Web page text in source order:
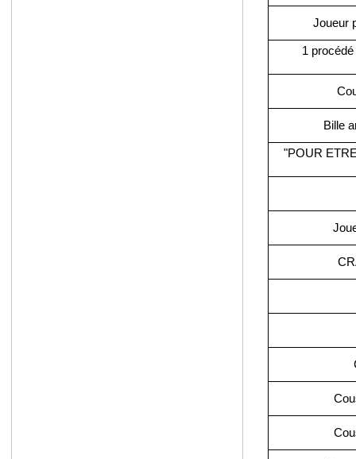
Joueur
1
Bille
"POUR